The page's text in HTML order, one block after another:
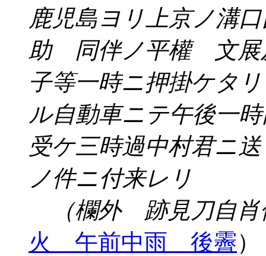
鹿児島ヨリ上京ノ溝
助 同伴ノ平權 文展
子等一時ニ押掛ケタ
ル自動車ニテ午後一
受ケ三時過中村君ニ
ノ件ニ付来レリ
（欄外 跡見刀自肖
火 午前中雨 後霽）